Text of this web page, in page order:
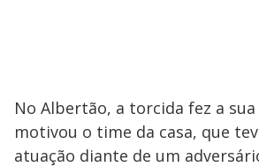
No Albertão, a torcida fez a
motivou o time da casa, que
atuação diante de um